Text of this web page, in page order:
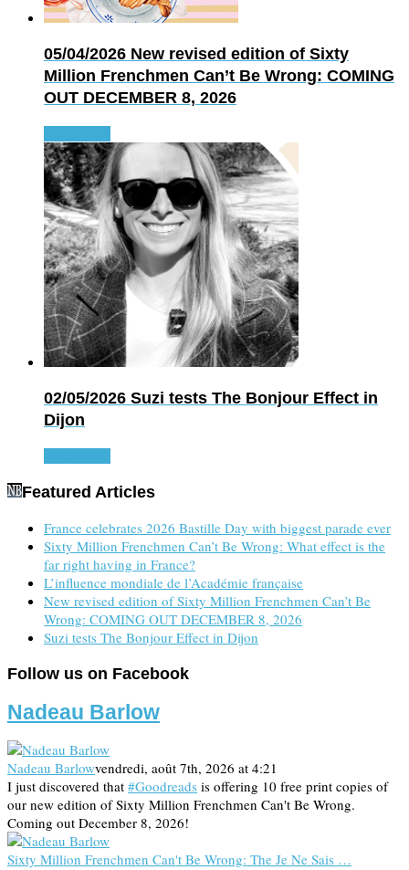
05/04/2026 New revised edition of Sixty
Million Frenchmen Can’t Be Wrong: COMING
OUT DECEMBER 8, 2026
02/05/2026 Suzi tests The Bonjour Effect in
Dijon
Featured Articles
France celebrates 2026 Bastille Day with biggest parade ever
Sixty Million Frenchmen Can’t Be Wrong: What effect is the
far right having in France?
L’influence mondiale de l’Académie française
New revised edition of Sixty Million Frenchmen Can’t Be
Wrong: COMING OUT DECEMBER 8, 2026
Suzi tests The Bonjour Effect in Dijon
Follow us on Facebook
Nadeau Barlow
Nadeau Barlowvendredi, août 7th, 2026 at 4:21
I just discovered that #Goodreads is offering 10 free print copies of
our new edition of Sixty Million Frenchmen Can't Be Wrong.
Coming out December 8, 2026!
Sixty Million Frenchmen Can't Be Wrong: The Je Ne Sais …